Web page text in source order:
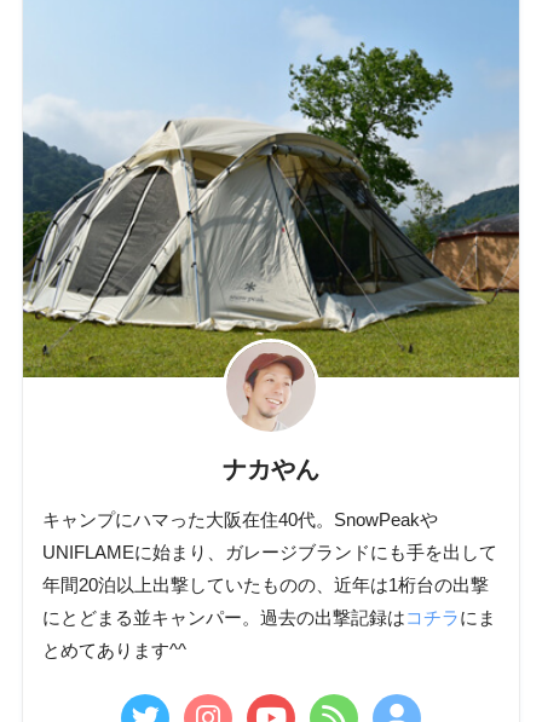
ナカやん
キャンプにハマった大阪在住40代。SnowPeakや
UNIFLAMEに始まり、ガレージブランドにも手を出して
年間20泊以上出撃していたものの、近年は1桁台の出撃
にとどまる並キャンパー。過去の出撃記録はコチラにま
とめてあります^^